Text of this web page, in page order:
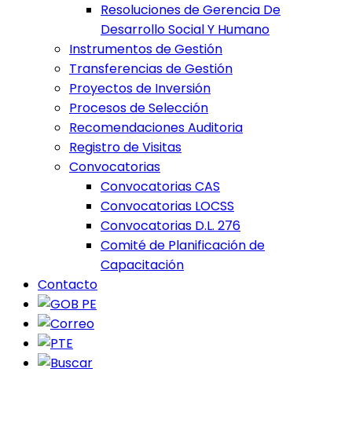
Resoluciones de Gerencia De
Desarrollo Social Y Humano
Instrumentos de Gestión
Transferencias de Gestión
Proyectos de Inversión
Procesos de Selección
Recomendaciones Auditoria
Registro de Visitas
Convocatorias
Convocatorias CAS
Convocatorias LOCSS
Convocatorias D.L. 276
Comité de Planificación de
Capacitación
Contacto